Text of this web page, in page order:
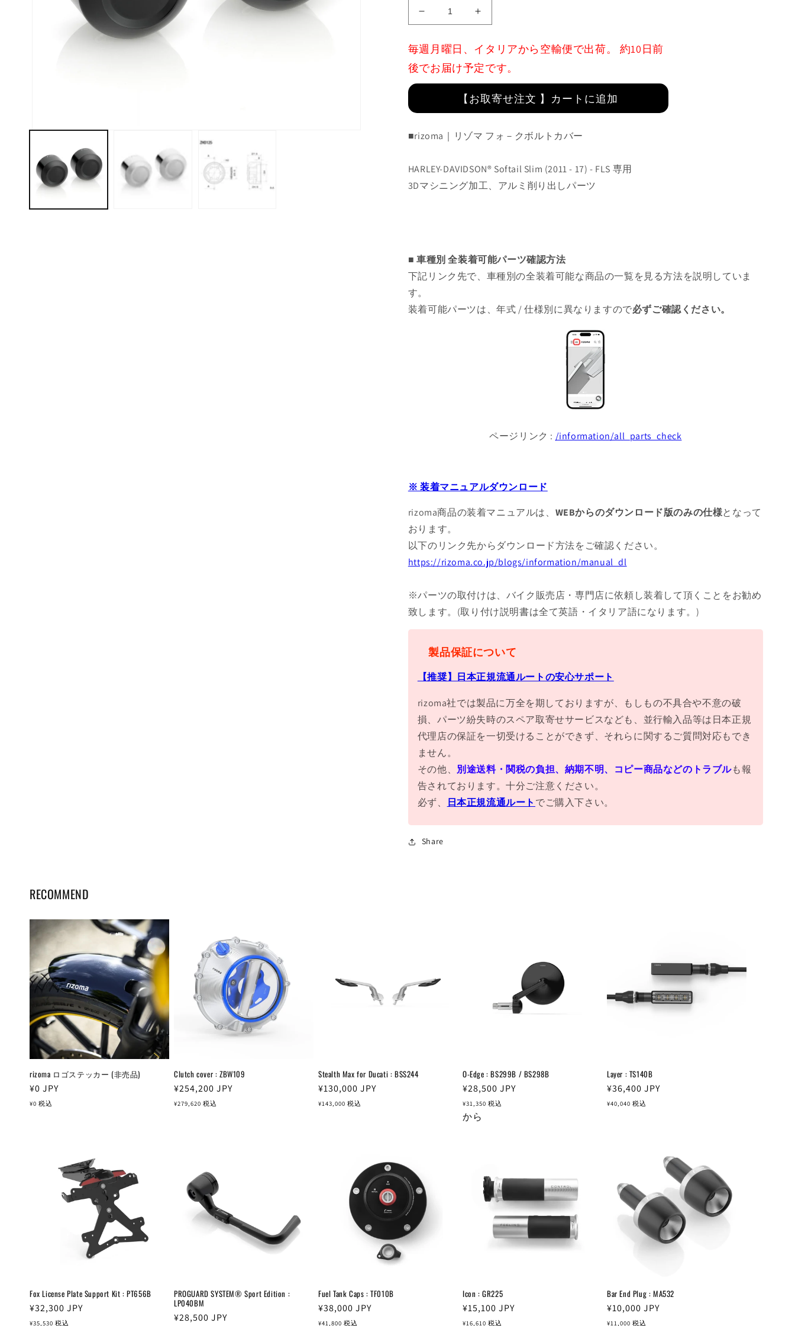
ル
で
ィ
Bolt
Cover
:
ZHD125
減
す
Fork
Bolt
:
ZHD125
数
量
増
す
毎週月曜日、イタリアから空輸便で出荷。 約10日前
後でお届け予定です。
【お取寄せ注文 】カートに追加
■rizoma｜リゾマ フォ－クボルトカバー
HARLEY-DAVIDSON® Softail Slim (2011 - 17) - FLS 専用
3Dマシニング加工、アルミ削り出しパーツ
■ 車種別 全装着可能パーツ確認方法
下記リンク先で、車種別の全装着可能な商品の一覧を見る方法を説明していま
す。
装着可能パーツは、年式 / 仕様別に異なりますので必ずご確認ください。
ページリンク : /information/all_parts_check
※ 装着マニュアルダウンロード
rizoma商品の装着マニュアルは、 WEBからのダウンロード版のみの仕様となって
おります。
以下のリンク先からダウンロード方法をご確認ください。
https://rizoma.co.jp/blogs/information/manual_dl
※パーツの取付けは、バイク販売店・専門店に依頼し装着して頂くことをお勧め
致します。(取り付け説明書は全て英語・イタリア語になります。)
製品保証について
【推奨】日本正規流通ルートの安心サポート
rizoma社では製品に万全を期しておりますが、もしもの不具合や不意の破
損、パーツ紛失時のスペア取寄せサービスなども、並行輸入品等は日本正規
代理店の保証を一切受けることができず、それらに関するご質問対応もでき
ません。
その他、 別途送料・関税の負担、納期不明、コピー商品などのトラブルも報
告されております。十分ご注意ください。
必ず、
日本正規流通ルート でご購入下さい。
Share
RECOMMEND
rizoma ロゴステッカー (非売品)
通
常
¥0 JPY
¥0 税込
Clutch cover : ZBW109
通
常
¥254,200 JPY
¥279,620 税込
Stealth Max for Ducati : BSS244
通
常
¥130,000 JPY
¥143,000 税込
O-Edge : BS299B / BS298B
通
常
価
¥28,500 JPY
¥31,350 税込
から
Layer : TS140B
通
常
¥36,400 JPY
¥40,040 税込
Fox License Plate Support Kit : PT656B
通
常
¥32,300 JPY
¥35,530 税込
PROGUARD SYSTEM® Sport Edition :
LP040BM
通
¥28,500 JPY
Fuel Tank Caps : TF010B
通
常
¥38,000 JPY
¥41,800 税込
Icon : GR225
通
常
¥15,100 JPY
¥16,610 税込
Bar End Plug : MA532
通
常
¥10,000 JPY
¥11,000 税込